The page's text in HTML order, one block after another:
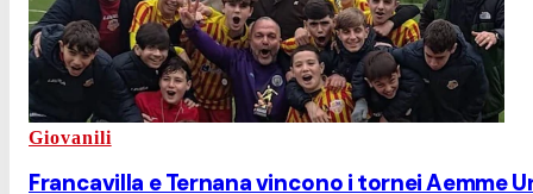
Giovanili
Francavilla e Ternana vincono i tornei Aemme